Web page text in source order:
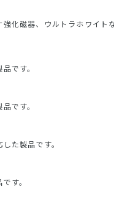
化磁器、ウルトラホワイト
です。
です。
た製品です。
す。